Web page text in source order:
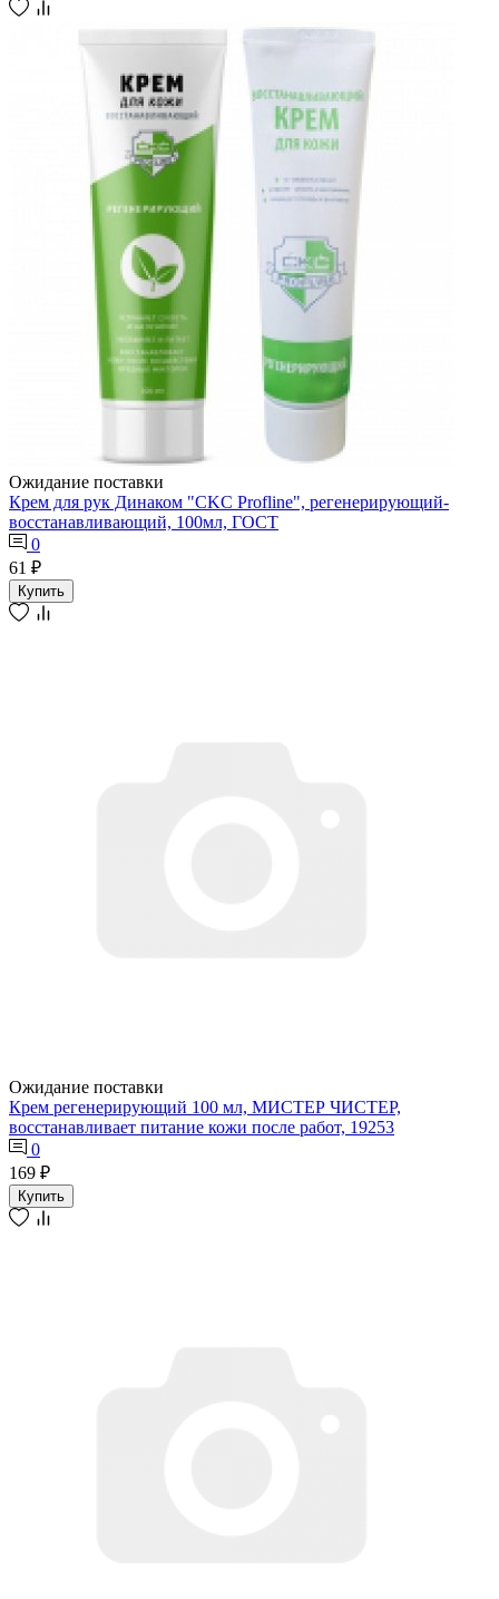
Ожидание поставки
Крем для рук Динаком "CKC Profline", регенерирующий-
восстанавливающий, 100мл, ГОСТ
0
61 ₽
Купить
Ожидание поставки
Крем регенерирующий 100 мл, МИСТЕР ЧИСТЕР,
восстанавливает питание кожи после работ, 19253
0
169 ₽
Купить